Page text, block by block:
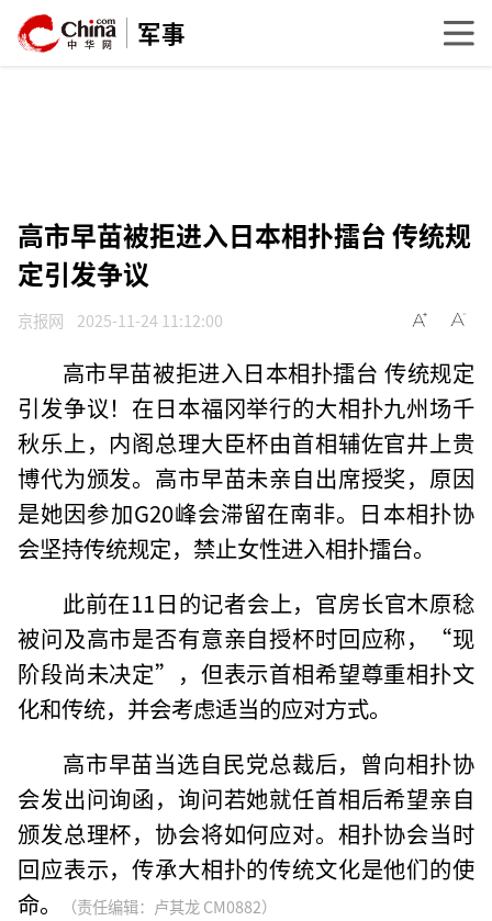
军事
高市早苗被拒进入日本相扑擂台 传统规
定引发争议
京报网 2025-11-24 11:12:00
高市早苗被拒进入日本相扑擂台 传统规定
引发争议！在日本福冈举行的大相扑九州场千
秋乐上，内阁总理大臣杯由首相辅佐官井上贵
博代为颁发。高市早苗未亲自出席授奖，原因
是她因参加G20峰会滞留在南非。日本相扑协
会坚持传统规定，禁止女性进入相扑擂台。
此前在11日的记者会上，官房长官木原稔
被问及高市是否有意亲自授杯时回应称，“现
阶段尚未决定”，但表示首相希望尊重相扑文
化和传统，并会考虑适当的应对方式。
高市早苗当选自民党总裁后，曾向相扑协
会发出问询函，询问若她就任首相后希望亲自
颁发总理杯，协会将如何应对。相扑协会当时
回应表示，传承大相扑的传统文化是他们的使
命。
（责任编辑：卢其龙 CM0882）